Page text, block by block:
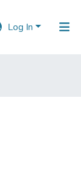
Log In